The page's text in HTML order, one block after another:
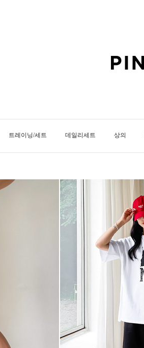
트레이닝/세트 데일리세트 상의